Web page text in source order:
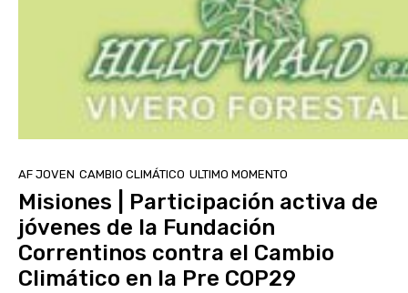
AF JOVEN CAMBIO CLIMÁTICO ULTIMO MOMENTO
Misiones | Participación activa de
jóvenes de la Fundación
Correntinos contra el Cambio
Climático en la Pre COP29